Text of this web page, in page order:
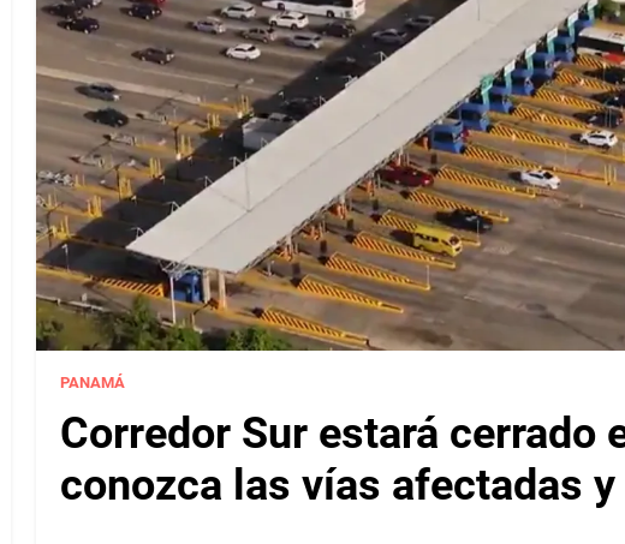
PANAMÁ
Corredor Sur estará cerrado
conozca las vías afectadas